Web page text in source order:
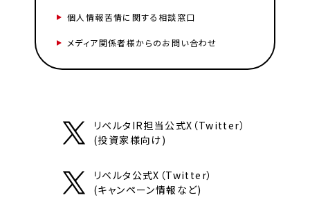
個人情報苦情に関する相談窓口
メディア関係者様からのお問い合わせ
リベルタIR担当公式X（Twitter）
(投資家様向け)
リベルタ公式X（Twitter）
(キャンペーン情報など)